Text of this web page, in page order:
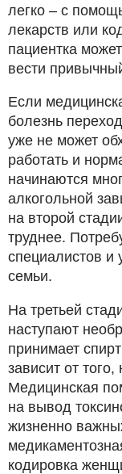
легко – с
лекарств или
пациентка
вести
Если
болезнь
уже не может
работать и
начинаются
алкогольной
на второй
труднее.
специалистов и
семьи.
На третьей
наступают
принимает
зависит от
Медицинская
на вывод
жизненно
кодировка